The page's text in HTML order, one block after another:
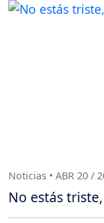
Noticias • ABR 20 /
No estás